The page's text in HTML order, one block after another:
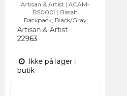
Artisan & Artist | ACAM-
BS0001 | Basalt
Backpack, Black/Gray
Artisan & Artist
22963
Ikke på lager i
butik